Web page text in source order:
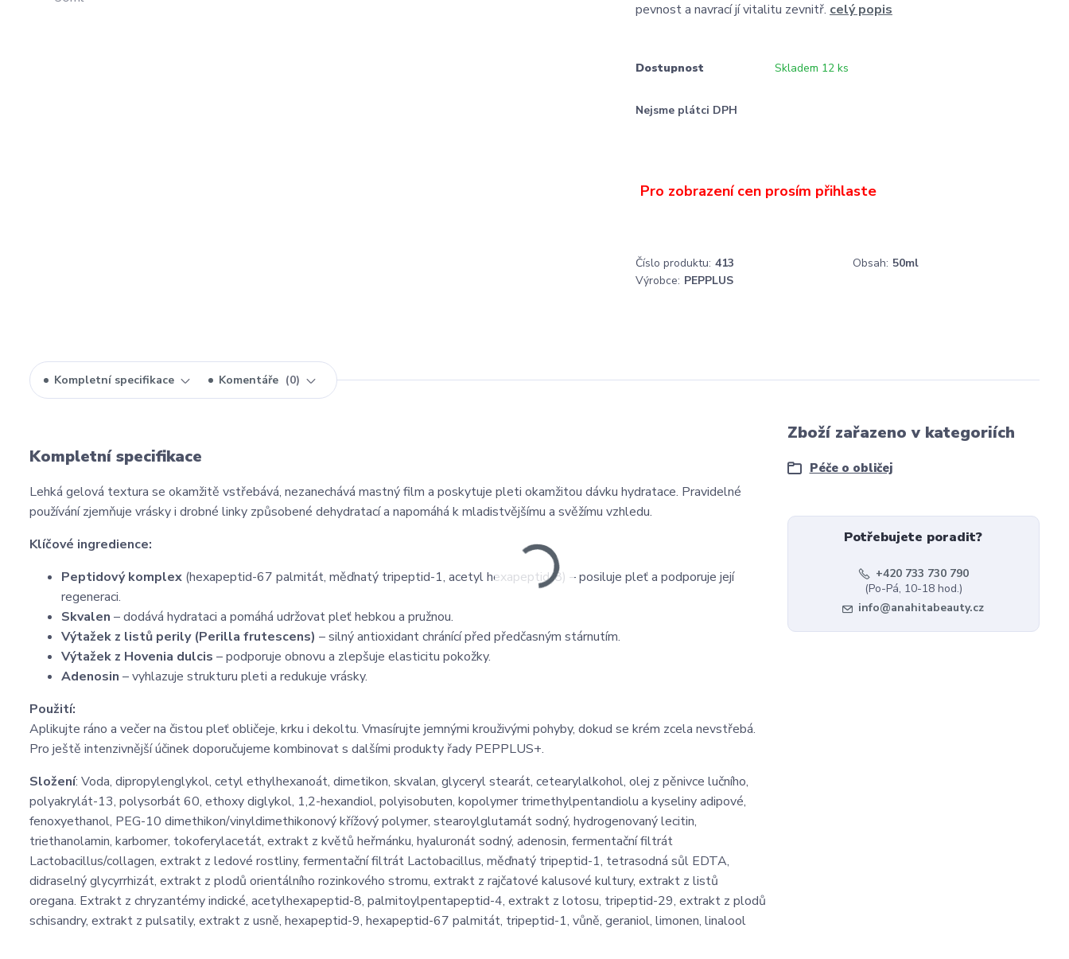
pevnost a navrací jí vitalitu zevnitř. celý popis
Dostupnost Skladem 12 ks
Nejsme plátci DPH
Číslo produktu: 413 Obsah: 50ml
Výrobce: PEPPLUS
Kompletní specifikace Komentáře 0
Kompletní specifikace
Lehká gelová textura se okamžitě vstřebává, nezanechává mastný film a poskytuje pleti okamžitou dávku hydratace. Pravidelné
používání zjemňuje vrásky i drobné linky způsobené dehydratací a napomáhá k mladistvějšímu a svěžímu vzhledu.
Klíčové ingredience:
Peptidový komplex (hexapeptid-67 palmitát, měďnatý tripeptid-1, acetyl hexapeptid-8) – posiluje pleť a podporuje její
regeneraci.
Skvalen – dodává hydrataci a pomáhá udržovat pleť hebkou a pružnou.
Výtažek z listů perily (Perilla frutescens) – silný antioxidant chránící před předčasným stárnutím.
Výtažek z Hovenia dulcis – podporuje obnovu a zlepšuje elasticitu pokožky.
Adenosin – vyhlazuje strukturu pleti a redukuje vrásky.
Použití:
Aplikujte ráno a večer na čistou pleť obličeje, krku i dekoltu. Vmasírujte jemnými krouživými pohyby, dokud se krém zcela nevstřebá.
Pro ještě intenzivnější účinek doporučujeme kombinovat s dalšími produkty řady PEPPLUS+.
Složení: Voda, dipropylenglykol, cetyl ethylhexanoát, dimetikon, skvalan, glyceryl stearát, cetearylalkohol, olej z pěnivce lučního,
polyakrylát-13, polysorbát 60, ethoxy diglykol, 1,2-hexandiol, polyisobuten, kopolymer trimethylpentandiolu a kyseliny adipové,
fenoxyethanol, PEG-10 dimethikon/vinyldimethikonový křížový polymer, stearoylglutamát sodný, hydrogenovaný lecitin,
triethanolamin, karbomer, tokoferylacetát, extrakt z květů heřmánku, hyaluronát sodný, adenosin, fermentační filtrát
Lactobacillus/collagen, extrakt z ledové rostliny, fermentační filtrát Lactobacillus, měďnatý tripeptid-1, tetrasodná sůl EDTA,
didraselný glycyrrhizát, extrakt z plodů orientálního rozinkového stromu, extrakt z rajčatové kalusové kultury, extrakt z listů
oregana. Extrakt z chryzantémy indické, acetylhexapeptid-8, palmitoylpentapeptid-4, extrakt z lotosu, tripeptid-29, extrakt z plodů
schisandry, extrakt z pulsatily, extrakt z usně, hexapeptid-9, hexapeptid-67 palmitát, tripeptid-1, vůně, geraniol, limonen, linalool
Zboží zařazeno v kategoriích
Péče o obličej
Potřebujete poradit?
+420 733 730 790
(Po-Pá, 10-18 hod.)
info@anahitabeauty.cz